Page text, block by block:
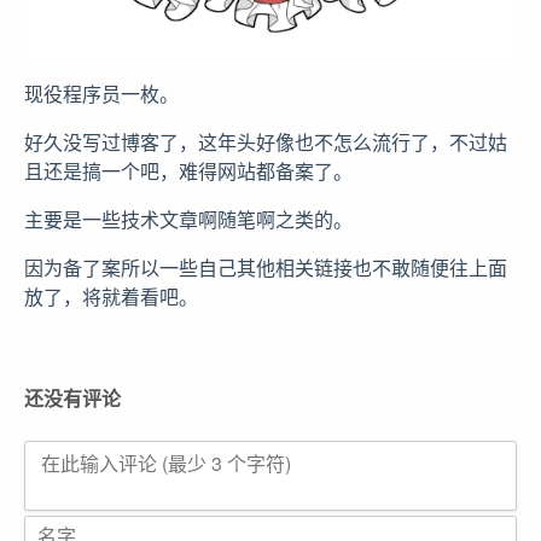
现役程序员一枚。
好久没写过博客了，这年头好像也不怎么流行了，不过姑
且还是搞一个吧，难得网站都备案了。
主要是一些技术文章啊随笔啊之类的。
因为备了案所以一些自己其他相关链接也不敢随便往上面
放了，将就着看吧。
还没有评论
在此输入评论 (最少 3 个字符)